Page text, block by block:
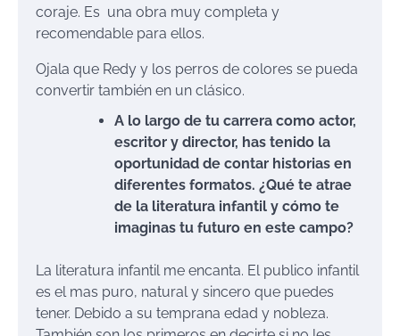
coraje. Es una obra muy completa y
recomendable para ellos.
Ojala que Redy y los perros de colores se pueda
convertir también en un clásico.
A lo largo de tu carrera como actor,
escritor y director, has tenido la
oportunidad de contar historias en
diferentes formatos. ¿Qué te atrae
de la literatura infantil y cómo te
imaginas tu futuro en este campo?
La literatura infantil me encanta. El publico infantil
es el mas puro, natural y sincero que puedes
tener. Debido a su temprana edad y nobleza.